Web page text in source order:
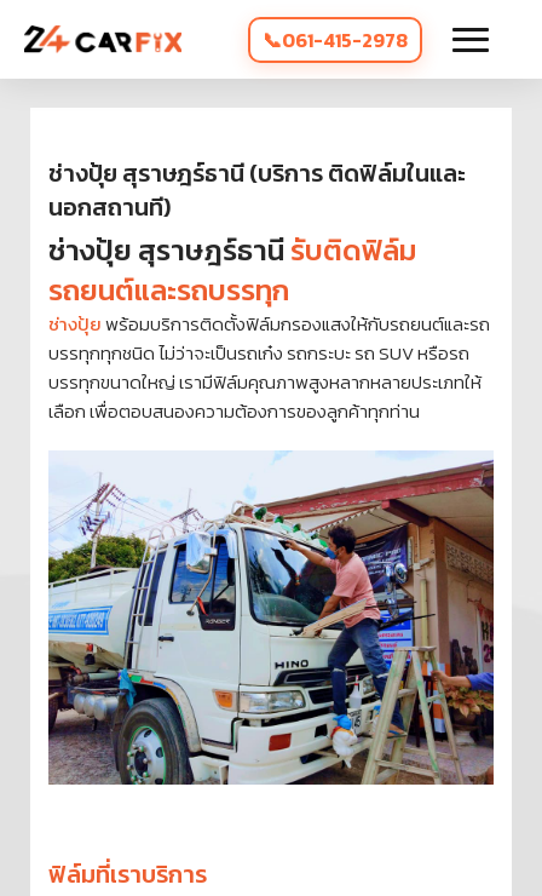
061-415-2978
ช่างปุ้ย สุราษฎร์ธานี (บริการ ติดฟิล์มในและ
นอกสถานที)
ช่างปุ้ย สุราษฎร์ธานีรับติดฟิล์ม
รถยนต์และรถบรรทุก
ช่างปุ้ยพร้อมบริการติดตั้งฟิล์มกรองแสงให้กับรถยนต์และรถ
บรรทุกทุกชนิด ไม่ว่าจะเป็นรถเก๋ง รถกระบะ รถ SUV หรือรถ
บรรทุกขนาดใหญ่ เรามีฟิล์มคุณภาพสูงหลากหลายประเภทให้
เลือก เพื่อตอบสนองความต้องการของลูกค้าทุกท่าน
ฟิล์มที่เราบริการ